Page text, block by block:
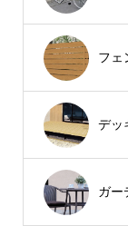
フェ
デッ
ガー